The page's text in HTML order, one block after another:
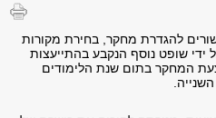
להגדרת מחקר, בחירת מקורות
ידי שופט נוסף הנקבע בהתייעצות
המחקר בתום שנת הלימודים